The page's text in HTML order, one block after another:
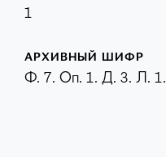
1
АРХИВНЫЙ ШИФР
Ф. 7. Оп. 1. Д. 3. Л. 1.